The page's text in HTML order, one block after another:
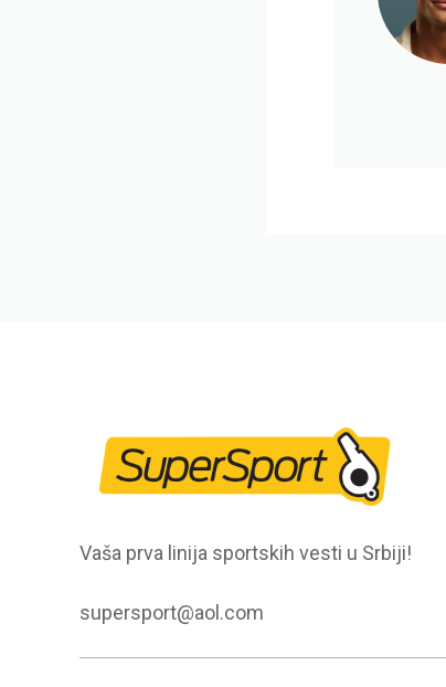
Vaša prva linija sportskih vesti u Srbiji!
supersport@aol.com